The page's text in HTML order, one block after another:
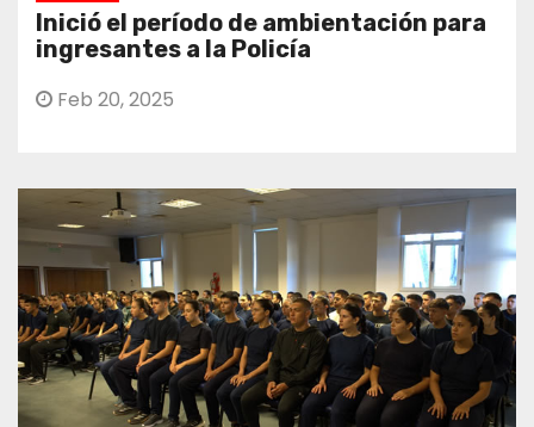
Inició el período de ambientación para
ingresantes a la Policía
Feb 20, 2025